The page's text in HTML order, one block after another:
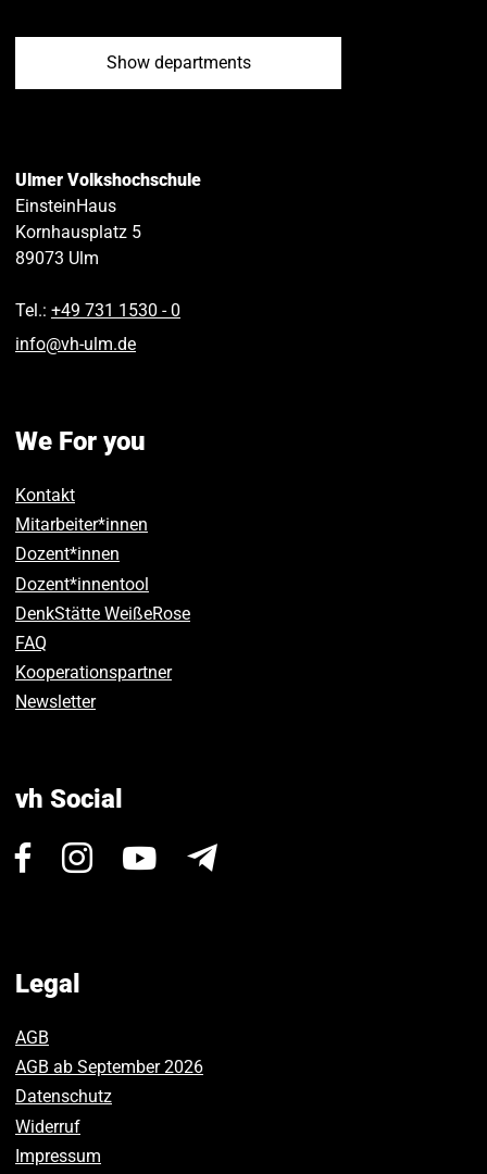
Show departments
Ulmer Volkshochschule
EinsteinHaus
Kornhausplatz 5
89073 Ulm
Tel.: +49 731 1530 ‑ 0
info@vh-ulm.de
We For you
Kontakt
Mitarbeiter*innen
Dozent*innen
Dozent*innentool
DenkStätte WeißeRose
FAQ
Kooperationspartner
Newsletter
vh Social
Visit Visit
Visit
Legal
AGB
AGB ab September 2026
Datenschutz
Widerruf
Impressum